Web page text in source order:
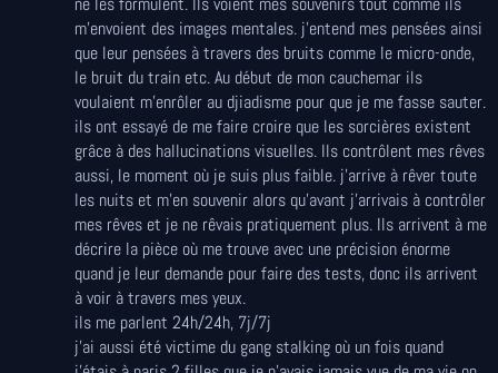
m'envoient des images mentales. j'entend mes pensées ainsi
que leur pensées à travers des bruits comme le micro-onde,
le bruit du train etc. Au début de mon cauchemar ils
voulaient m'enrôler au djiadisme pour que je me fasse sauter.
ils ont essayé de me faire croire que les sorcières existent
grâce à des hallucinations visuelles. Ils contrôlent mes rêves
aussi, le moment où je suis plus faible. j'arrive à rêver toute
les nuits et m'en souvenir alors qu'avant j'arrivais à contrôler
mes rêves et je ne rêvais pratiquement plus. Ils arrivent à me
décrire la pièce où me trouve avec une précision énorme
quand je leur demande pour faire des tests, donc ils arrivent
à voir à travers mes yeux.
ils me parlent 24h/24h, 7j/7j
j'ai aussi été victime du gang stalking où un fois quand